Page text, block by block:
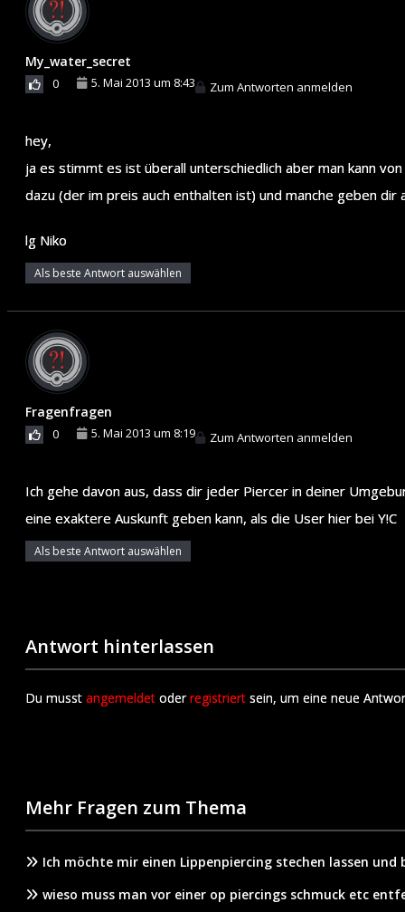
My_water_secret
0 5. Mai 2013 um 8:43 Zum Antworten anmelden
hey,
ja es stimmt es ist überall unterschiedlich aber man kann
dazu (der im preis auch enthalten ist) und manche geben
lg Niko
Als beste Antwort auswählen
Fragenfragen
0 5. Mai 2013 um 8:19 Zum Antworten anmelden
Ich gehe davon aus, dass dir jeder Piercer in deiner
eine exaktere Auskunft geben kann, als die User hier bei Y!C
Als beste Antwort auswählen
Antwort hinterlassen
Du musst angemeldet oderregistriert sein, um eine neue
Mehr Fragen zum Thema
Ich möchte mir einen Lippenpiercing stechen lassen
wieso muss man vor einer op piercings schmuck etc